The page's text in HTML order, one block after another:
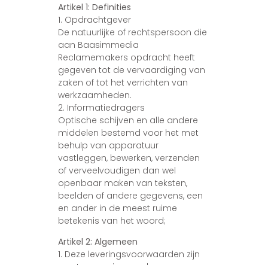
Artikel 1: Definities
1. Opdrachtgever
De natuurlijke of rechtspersoon die
aan Baasimmedia
Reclamemakers opdracht heeft
gegeven tot de vervaardiging van
zaken of tot het verrichten van
werkzaamheden.
2. Informatiedragers
Optische schijven en alle andere
middelen bestemd voor het met
behulp van apparatuur
vastleggen, bewerken, verzenden
of verveelvoudigen dan wel
openbaar maken van teksten,
beelden of andere gegevens, een
en ander in de meest ruime
betekenis van het woord;
Artikel 2: Algemeen
1. Deze leveringsvoorwaarden zijn